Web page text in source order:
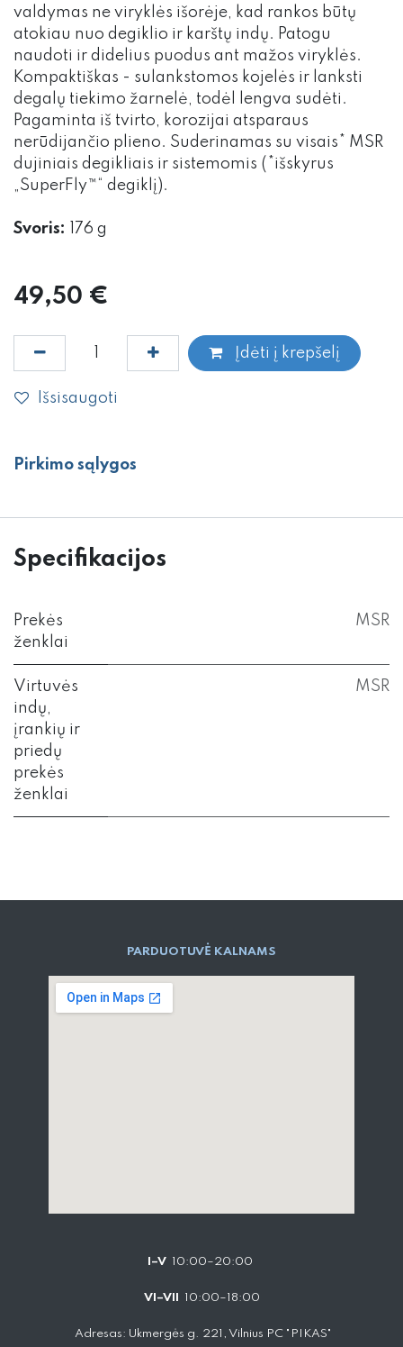
valdymas ne viryklės išorėje, kad rankos būtų
atokiau nuo degiklio ir karštų indų. Patogu
naudoti ir didelius puodus ant mažos viryklės.
Kompaktiškas - sulankstomos kojelės ir lanksti
degalų tiekimo žarnelė, todėl lengva sudėti.
Pagaminta iš tvirto, korozijai atsparaus
nerūdijančio plieno. Suderinamas su visais* MSR
dujiniais degikliais ir sistemomis (*išskyrus
„SuperFly™“ degiklį).
Svoris: 176 g
49,50 €
Įdėti į krepšelį
Išsisaugoti
Pirkimo sąlygos
Specifikacijos
Prekės
ženklai
MSR
Virtuvės
indų,
įrankių ir
priedų
prekės
ženklai
MSR
PARD​UOTUVĖ​ KALNAMS
I–V 10:00–20:00
VI–VII 10:00–18:00
Adresas: Ukmergės g. 221, Vilnius PC "PIKAS"